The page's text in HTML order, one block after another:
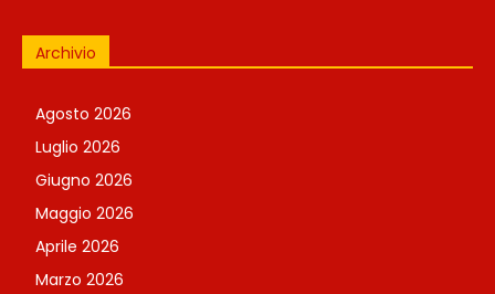
Archivio
Agosto 2026
Luglio 2026
Giugno 2026
Maggio 2026
Aprile 2026
Marzo 2026